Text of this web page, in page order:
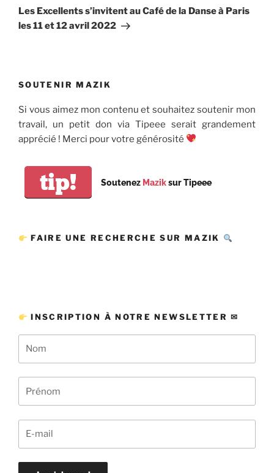
suivant
Les Excellents s’invitent au Café de la Danse à Paris
les 11 et 12 avril 2022
SOUTENIR MAZIK
Si vous aimez mon contenu et souhaitez soutenir mon
travail, un petit don via Tipeee serait grandement
apprécié ! Merci pour votre générosité
tip! Soutenez Maziksur Tipeee
FAIRE UNE RECHERCHE SUR MAZIK
INSCRIPTION À NOTRE NEWSLETTER ✉